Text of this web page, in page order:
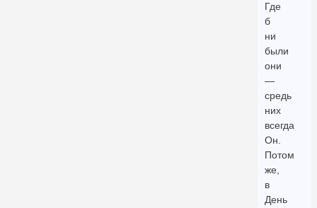
Где
б
ни
были
они
—
средь
них
всегда
Он.
Потом
же,
в
День